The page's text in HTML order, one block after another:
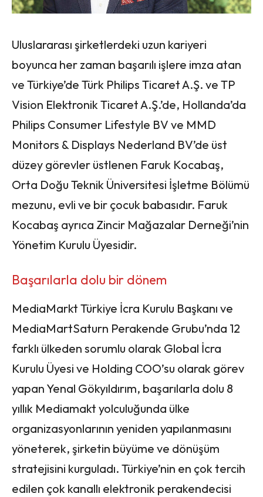
Uluslararası şirketlerdeki uzun kariyeri
boyunca her zaman başarılı işlere imza atan
ve Türkiye’de Türk Philips Ticaret A.Ş. ve TP
Vision Elektronik Ticaret A.Ş.’de, Hollanda’da
Philips Consumer Lifestyle BV ve MMD
Monitors & Displays Nederland BV’de üst
düzey görevler üstlenen Faruk Kocabaş,
Orta Doğu Teknik Üniversitesi İşletme Bölümü
mezunu, evli ve bir çocuk babasıdır. Faruk
Kocabaş ayrıca Zincir Mağazalar Derneği’nin
Yönetim Kurulu Üyesidir.
Başarılarla dolu bir dönem
MediaMarkt Türkiye İcra Kurulu Başkanı ve
MediaMartSaturn Perakende Grubu’nda 12
farklı ülkeden sorumlu olarak Global İcra
Kurulu Üyesi ve Holding COO’su olarak görev
yapan Yenal Gökyıldırım, başarılarla dolu 8
yıllık Mediamakt yolculuğunda ülke
organizasyonlarının yeniden yapılanmasını
yöneterek, şirketin büyüme ve dönüşüm
stratejisini kurguladı. Türkiye’nin en çok tercih
edilen çok kanallı elektronik perakendecisi